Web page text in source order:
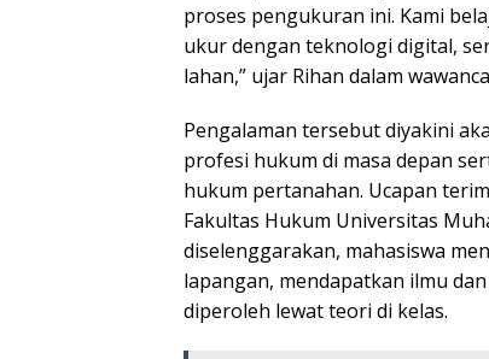
proses pengukuran ini. Kami
ukur dengan teknologi digital,
lahan,” ujar Rihan dalam
Pengalaman tersebut diyakini
profesi hukum di masa depan
hukum pertanahan. Ucapan
Fakultas Hukum Universitas
diselenggarakan, mahasiswa
lapangan, mendapatkan ilmu
diperoleh lewat teori di kelas.